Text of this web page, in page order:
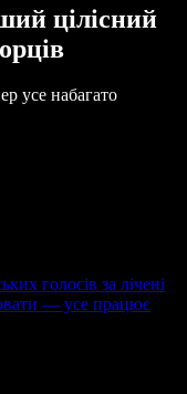
цілісний
усе набагато
голосів за лічені
— усе працює